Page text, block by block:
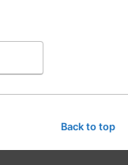
Back to top